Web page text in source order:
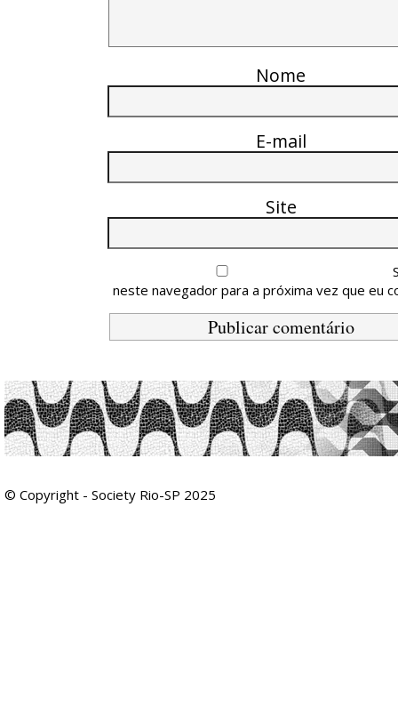
Nome
E-mail
Site
neste navegador para a próxima vez que eu
© Copyright - Society Rio-SP 2025